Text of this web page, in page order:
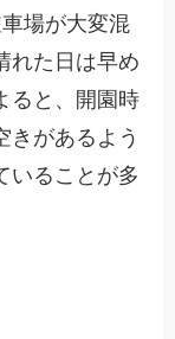
場が大変混
れた日は早め
ると、開園時
きがあるよう
いることが多